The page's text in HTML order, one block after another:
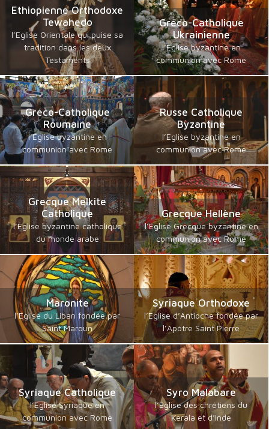
Ethiopienne Orthodoxe
Tewahedo
l’Eglise Orientale qui puise sa
tradition dans les deux
Testaments
Gréco-Catholique
Ukrainienne
l’Eglise byzantine en
communion avec Rome
Gréco-Catholique
Roumaine
l’Eglise byzantine en
communion avec Rome
Russe Catholique
Byzantine
l’Eglise byzantine en
communion avec Rome
Grecque Melkite
Catholique
l’Eglise byzantine catholique
du monde arabe
Grecque Hellène
l’Eglise Grecque byzantine en
communion avec Rome
Maronite
l’Eglise du Liban fondée par
Saint Maroun
Syriaque Orthodoxe
l’Eglise d’Antioche fondée par
l’Apôtre Saint Pierre
Syriaque Catholique
l’Eglise Syriaque en
communion avec Rome
Syro Malabare
l’Eglise des chrétiens du
Kerala et d’Inde